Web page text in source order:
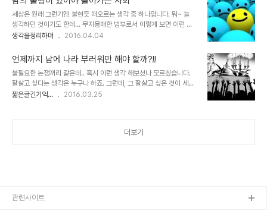
www.india.com 이를테면, 자연스럽게 타인과의 비교를 통해 나만
작아지는 기분이랄까요? 나만 외로운 것 같고, 나만 힘든 것 같으며,
왠지 나만 엉망으로 사는 것 같은... 왠지 그렇게 자꾸만 생각이 나락으
로 이어지는 그런 생각들 말이죠. 뭐~ 이 얘기도 얼마 전 발행했던 글
자고~ 버려야 할 1순위...
세상은 원래 그런가?!! 불현듯 떠오르는 생각 중 하나입니다. 뭐~ 늘
생각하던 것이기도 한데... 무지몽매한 범부로서 이렇게 보면 이런 것
같고, 저렇게 보면 저런 것 같은 것이 인지상정인가는 모르겠습니다마
변함없이... 뭐~ 아직까지는 이라고 단서는 붙여놔야겠습니다. -.- 남
보다 잘 사는 것이라던가.. 남 힘들게 하거나 불안을 통해 잘 사는 것이
보편적 사회 분위기라는 건 정말 아닌 것 같다는 생각 말입니다. 그리
고 이해할 수 없는 건 강자에겐 한없이 관대하면서 약자에겐 가혹하거
나 동정하는 이분법적 사고가 팽배하다는 사실.. 그것도 그렇게 입장에
생각을정리하며 2016.04.04
언제까지 남에 나라 부러워만 해야 할까?!!
불필요한 논쟁꺼리 같은데.. 혹시 이런 생각 해보셨나 모르겠습니다.
잘살고 싶다는 생각은 누구나 하죠. 그런데, 그 잘살고 싶은 것이 세상
사람 모두와 같이 잘살고 싶은 건지 아니면, 남 보다 잘 살고 싶은 상대
경쟁이 보편화되고 남 보다 더 잘해야만 잘 살 수 있다는 환경 속에 익
짧은글긴기억... 2016.03.25
더보기
관련사이트